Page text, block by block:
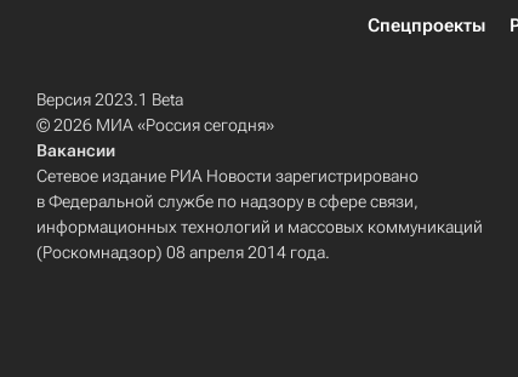
Спецпроекты
Версия 2023.1 Beta
© 2026 МИА «Россия сегодня»
Вакансии
Сетевое издание РИА Новости зарегистрировано
в Федеральной службе по надзору в сфере связи,
информационных технологий и массовых коммуникаций
(Роскомнадзор) 08 апреля 2014 года.